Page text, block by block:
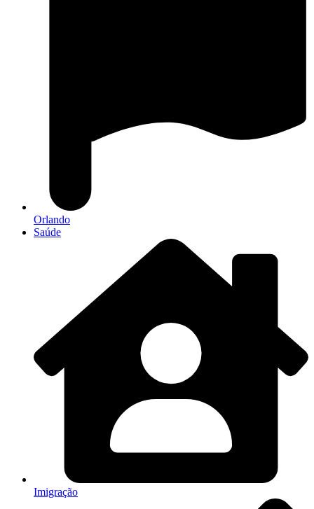
Orlando
Saúde
Imigração